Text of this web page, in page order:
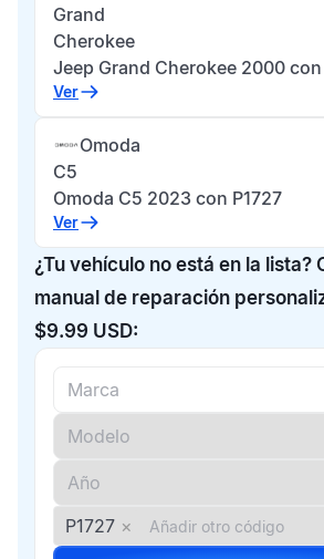
Grand
Cherokee
Jeep Grand Cherokee 2000 con
Ver
Omoda
C5
Omoda C5 2023 con P1727
Ver
¿Tu vehículo no está en la lista?
manual de reparación
$9.99 USD:
P1727 ×